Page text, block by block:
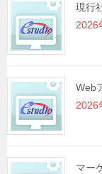
現行
2026
Web
2026
マー